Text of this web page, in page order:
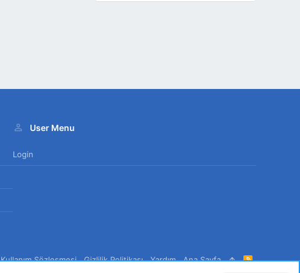
User Menu
Login
Kullanım Sözleşmesi Gizlilik Politikası Yardım Ana Sayfa
R